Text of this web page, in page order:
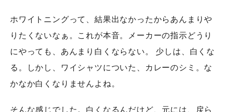
ホワイトニングって、結果出なかったからあんまりや
りたくないなぁ。これが本音。
メーカーの指示どうり
にやっても、あんまり白くならない。 少しは、白くな
る。しかし、ワイシャツについた、カレーのシミ。な
かなか白くなりませんよね。
そんな感じでした。白くなるんだけど、元には、戻ら